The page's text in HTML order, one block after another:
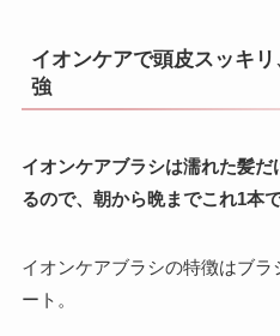
イオンケアで頭皮スッキ
強
イオンケアブラシは濡れた髪だ
るので、朝から晩までこれ1本
イオンケアブラシの特徴はブ
ート。